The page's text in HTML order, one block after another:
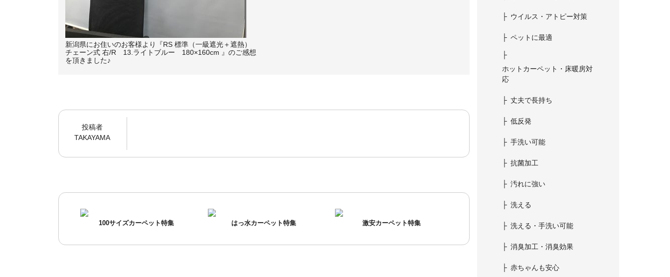
新潟県にお住いのお客様より『RS 標準（一級遮光＋遮熱）
チェーン式 右/R 13.ライトブルー 180×160cm 』のご感想
を頂きました♪
投稿者
TAKAYAMA
100サイズカーペット特集 はっ水カーペット特集 激安カーペット特集
ウイルス・アトピー対策
ペットに最適
ホットカーペット・床暖房対
応
丈夫で長持ち
低反発
手洗い可能
抗菌加工
汚れに強い
洗える
洗える・手洗い可能
消臭加工・消臭効果
赤ちゃんも安心